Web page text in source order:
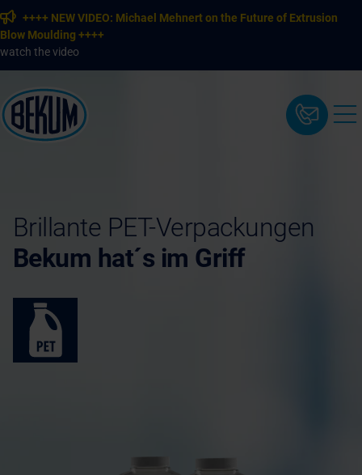
++++ NEW VIDEO: Michael Mehnert on the Future of Extrusion
Blow Moulding ++++
watch the video
Brillante PET-Verpackungen
Bekum hat´s im Griff